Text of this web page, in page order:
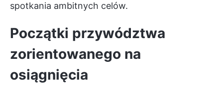
spotkania ambitnych celów.
Początki przywództwa
zorientowanego na
osiągnięcia